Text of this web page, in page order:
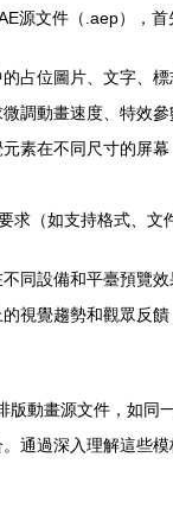
源文件（.aep），
的占位圖片、文字、
調動畫速度、特效
元素在不同尺寸的屏
求（如支持格式、
不同設備和平臺預覽
的視覺趨勢和觀眾反
版動畫源文件，如同
通過深入理解這些